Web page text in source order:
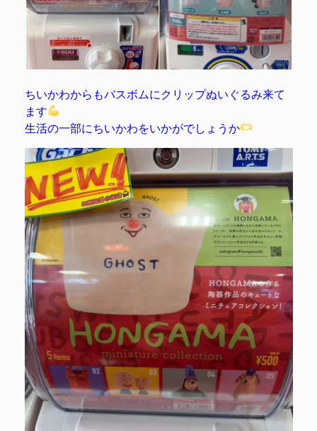
ちいかわからもバスボムにクリップぬいぐるみ来て
ます
生活の一部にちいかわをいかがでしょうか